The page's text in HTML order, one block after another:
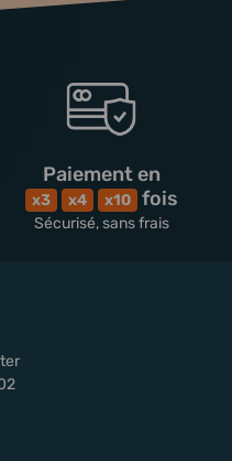
Paiement en
x3 x4 x10 fois
Sécurisé, sans frais